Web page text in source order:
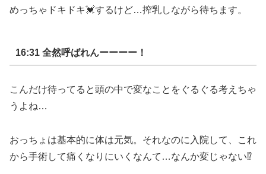
めっちゃドキドキ💓するけど…搾乳しながら待ちます。
16:31 全然呼ばれんーーーー！
こんだけ待ってると頭の中で変なことをぐるぐる考えちゃ
うよね…
おっちょは基本的に体は元気。それなのに入院して、これ
から手術して痛くなりにいくなんて …なんか変じゃない⁉︎